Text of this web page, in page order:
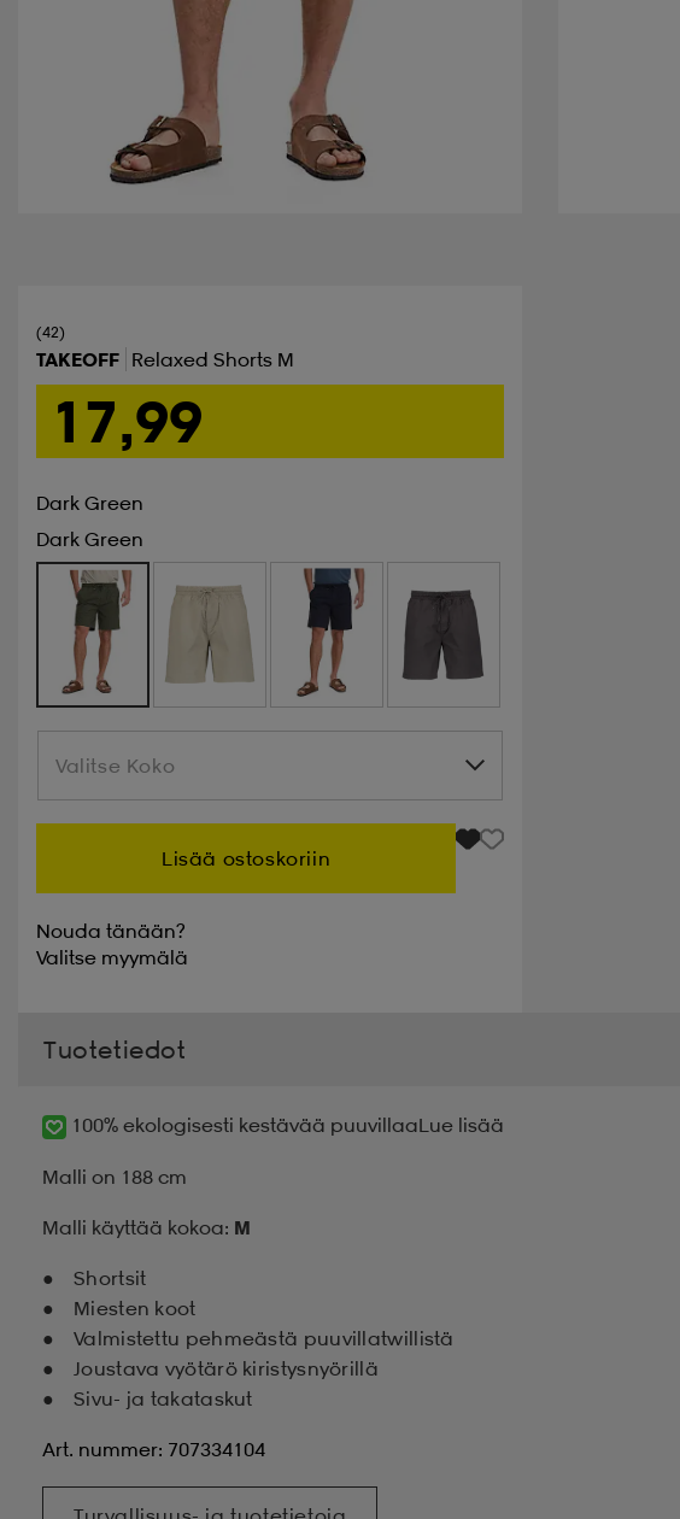
(42)
TAKEOFF Relaxed Shorts M
17,99
Dark Green
Dark Green
Valitse Koko
Valitse Koko
Lisää ostoskoriin
Nouda tänään?
Valitse myymälä
Tuotetiedot
100% ekologisesti kestävää puuvillaaLue lisää
Malli on 188 cm
Malli käyttää kokoa: M
Shortsit
Miesten koot
Valmistettu pehmeästä puuvillatwillistä
Joustava vyötärö kiristysnyörillä
Sivu- ja takataskut
Art. nummer: 707334104